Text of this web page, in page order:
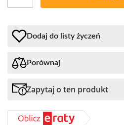
Dodaj do listy życzeń
Porównaj
Zapytaj o ten produkt